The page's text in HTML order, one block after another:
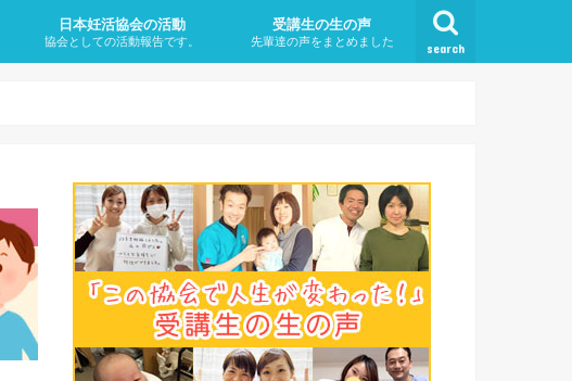
search
日本妊活協会の活動
協会としての活動報告です。
受講生の生の声
先輩達の声をまとめました